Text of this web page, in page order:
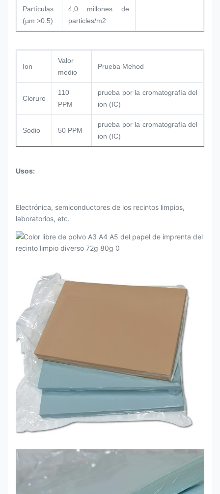
Partículas
(µm >0.5)
4,0 millones de
particles/m2
Ion
Valor
medio
Prueba Mehod
Cloruro
110
PPM
prueba por la cromatografía del
ion (IC)
Sodio 50 PPM
prueba por la cromatografía del
ion (IC)
Usos:
Electrónica, semiconductores de los recintos limpios,
laboratorios, etc.